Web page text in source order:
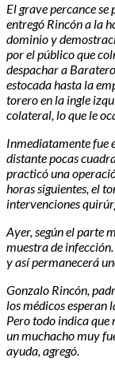
El grave percance
entregó Rincón a la
dominio y
por el público que
despachar a
estocada hasta la
torero en la ingle
colateral, lo que le
Inmediatamente fue
distante pocas
practicó una
horas siguientes, el
intervenciones
Ayer, según el parte
muestra de
y así permanecerá
Gonzalo Rincón,
los médicos esperan
Pero todo indica que
un muchacho muy
ayuda, agregó.